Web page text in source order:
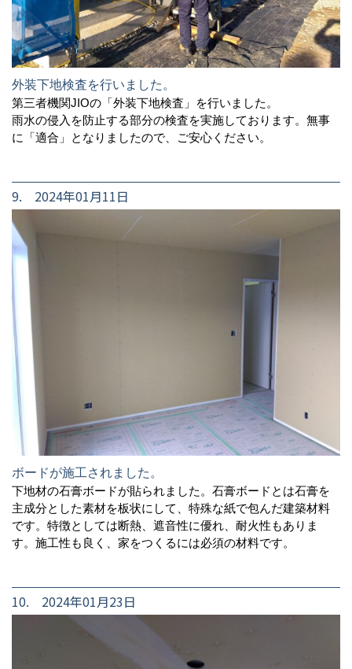
外装下地検査を行いました。
第三者機関JIOの「外装下地検査」を行いました。
雨水の侵入を防止する部分の検査を実施しております。無事
に「適合」となりましたので、ご安心ください。
9. 2024年01月11日
ボードが施工されました。
下地材の石膏ボードが貼られました。石膏ボードとは石膏を
主成分とした素材を板状にして、特殊な紙で包んだ建築材料
です。特徴としては断熱、遮音性に優れ、耐火性もありま
す。施工性も良く、家をつくるには必須の材料です。
10. 2024年01月23日